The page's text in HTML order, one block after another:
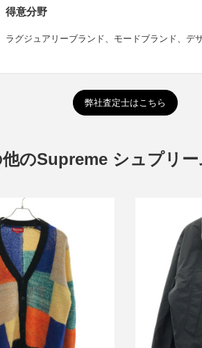
得意分野
ラグジュアリーブランド、モードブランド、デ
弊社査定士はこちら
のSupreme シュプリー
19SS Patchwork Mohair
チワークモヘアニットカ
ーディガン
金額12,000円
詳しく見る
シュプ
Reversible
ー